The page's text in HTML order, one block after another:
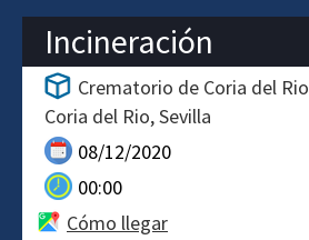
Incineración
Crematorio de Coria del Rio
Coria del Rio Sevilla
08/12/2020
00:00
Cómo llegar